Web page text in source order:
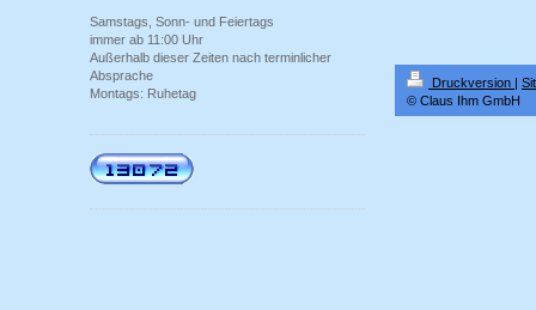
Samstags, Sonn- und Feiertags
immer ab 11:00 Uhr
Außerhalb dieser Zeiten nach terminlicher
Absprache
Montags: Ruhetag
Druckversion |
© Claus Ihm GmbH